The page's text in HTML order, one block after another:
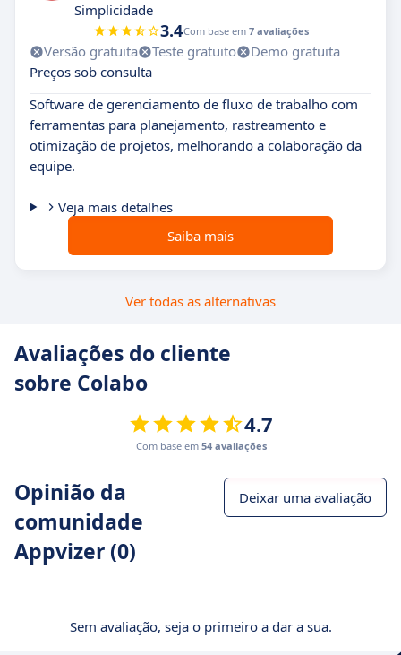
Simplicidade
3.4Com base em 7 avaliações
Versão gratuita Teste gratuito
Demo gratuita
Preços sob consulta
Software de gerenciamento de fluxo de trabalho com
ferramentas para planejamento, rastreamento e
otimização de projetos, melhorando a colaboração da
equipe.
Veja mais detalhes
Saiba mais
Ver todas as alternativas
Avaliações do cliente
sobre Colabo
4.7
Com base em 54 avaliações
Opinião da
comunidade
Appvizer (0)
Deixar uma avaliação
Sem avaliação, seja o primeiro a dar a sua.